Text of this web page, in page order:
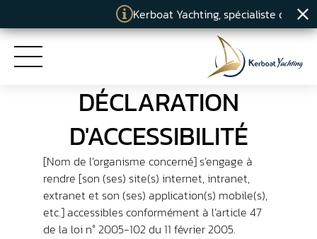
Kerboat Yachting, spécialiste du
ACCUEIL
PRESTATIONS
ENGAGEMENTS
KERBOAT YACHTING
DÉCLARATION
D'ACCESSIBILITÉ
[Nom de l’organisme concerné] s’engage à
rendre [son (ses) site(s) internet, intranet,
extranet et son (ses) application(s) mobile(s),
etc.] accessibles conformément à l’article 47
de la loi n° 2005-102 du 11 février 2005.